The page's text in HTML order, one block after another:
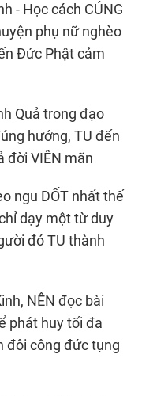
- Học cách CÚNG
phụ nữ nghèo
Đức Phật cảm
Quả trong đạo
hướng, TU đến
đời VIÊN mãn
ngu DỐT nhất thế
dạy một từ duy
đó TU thành
NÊN đọc bài
phát huy tối đa
đôi công đức tụng